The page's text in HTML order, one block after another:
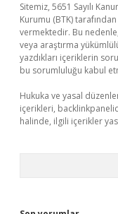
Sitemiz, 5651 Sayılı
Kurumu (BTK)
vermektedir. Bu
veya araştırma
yazdıkları içeriklerin
bu sorumluluğu kabul
Hukuka ve yasal
içerikleri,
halinde, ilgili içerikler